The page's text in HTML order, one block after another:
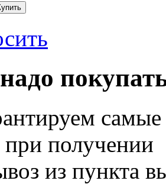
при получении
из пункта